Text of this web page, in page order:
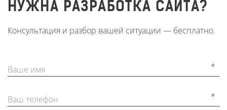
НУЖНА РАЗРАБОТКА САЙТА?
Консультация и разбор вашей ситуации — бесплатно.
*
Ваше имя
*
Ваш телефон